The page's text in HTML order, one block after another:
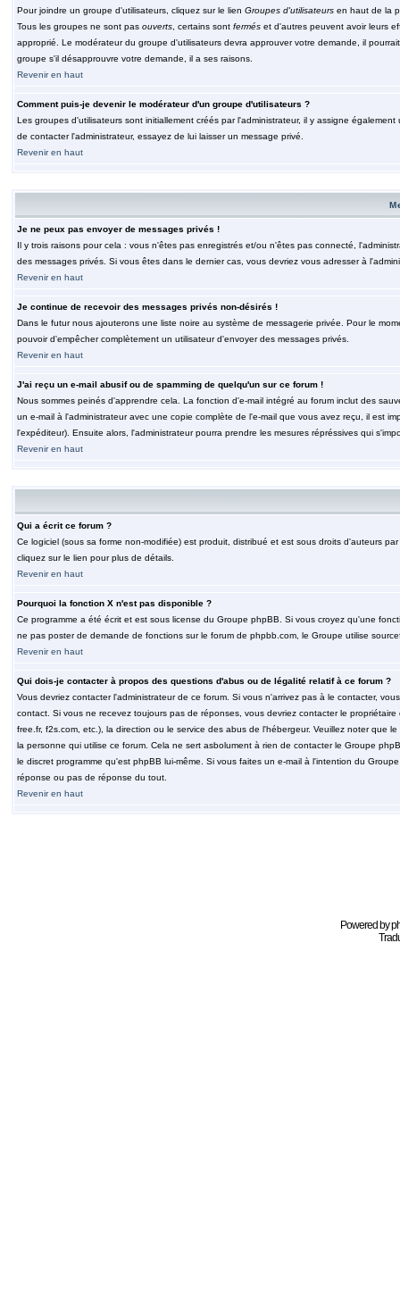
Pour joindre un groupe d'utilisateurs, cliquez sur le lien Groupes d'utilisateursen haut de la
Tous les groupes ne sont pas ouverts, certains sont ferméset d'autres peuvent avoir leurs
approprié. Le modérateur du groupe d'utilisateurs devra approuver votre demande, il
groupe s'il désapprouvre votre demande, il a ses raisons.
Revenir en haut
Comment puis-je devenir le modérateur d'un groupe d'utilisateurs ?
Les groupes d'utilisateurs sont initiallement créés par l'administrateur, il y assigne
de contacter l'administrateur, essayez de lui laisser un message privé.
Revenir en haut
Je ne peux pas envoyer de messages privés !
Il y trois raisons pour cela : vous n'êtes pas enregistrés et/ou n'êtes pas connecté,
des messages privés. Si vous êtes dans le dernier cas, vous devriez vous adresser à
Revenir en haut
Je continue de recevoir des messages privés non-désirés !
Dans le futur nous ajouterons une liste noire au système de messagerie privée. Pour le
pouvoir d'empêcher complètement un utilisateur d'envoyer des messages privés.
Revenir en haut
J'ai reçu un e-mail abusif ou de spamming de quelqu'un sur ce forum !
Nous sommes peinés d'apprendre cela. La fonction d'e-mail intégré au forum inclut des
un e-mail à l'administrateur avec une copie complète de l'e-mail que vous avez reçu, il est
l'expéditeur). Ensuite alors, l'administrateur pourra prendre les mesures répréssives qui
Revenir en haut
Qui a écrit ce forum ?
Ce logiciel (sous sa forme non-modifiée) est produit, distribué et est sous droits d'auteurs
cliquez sur le lien pour plus de détails.
Revenir en haut
Pourquoi la fonction X n'est pas disponible ?
Ce programme a été écrit et est sous license du Groupe phpBB. Si vous croyez qu'une
ne pas poster de demande de fonctions sur le forum de phpbb.com, le Groupe utilise
Revenir en haut
Qui dois-je contacter à propos des questions d'abus ou de légalité relatif à ce forum ?
Vous devriez contacter l'administrateur de ce forum. Si vous n'arrivez pas à le contacter,
contact. Si vous ne recevez toujours pas de réponses, vous devriez contacter le
free.fr, f2s.com, etc.), la direction ou le service des abus de l'hébergeur. Veuillez noter
la personne qui utilise ce forum. Cela ne sert asbolument à rien de contacter le Groupe
le discret programme qu'est phpBB lui-même. Si vous faites un e-mail à l'intention du
réponse ou pas de réponse du tout.
Revenir en haut
Powered by